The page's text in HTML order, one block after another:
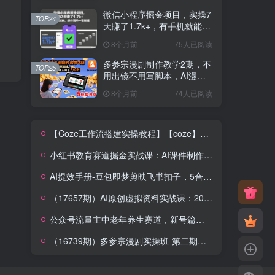
微信小程序掘金项目，实操7
天賺了1.7k+，有手机就能
秘】8个月前 75人已阅读
TOP24
多参宗漫剧制作教学2期，不
用出镜不用写脚本，AI漫剧
8个月前 74人已阅读
TOP25
【Coze工作流搭建实操教程】【coze】早安情感电台日签视频还在手动做？用扣子工作流自动生成，省时90%
小红书教育赛道掘金实战课：AI课件制作+店铺运营+爆款笔记，打通知识变现全路径
AI提效手册-豆包即梦剪映飞书扣子，5合1精讲实操指南，30+常见职场案例拿来即用
（17657期）AI原创虚拟资料实战课：2026新机会，小红书闲鱼开店，普通人用AI轻松变现，月入5万+
公众号流量主中老年养生赛道，新号篇篇5W+阅读，新手也能这样跑
（16739期）多参宗漫剧实操班-第二期，不出镜不写脚本、快速出片、多平台变现，一个人就是一家工作室